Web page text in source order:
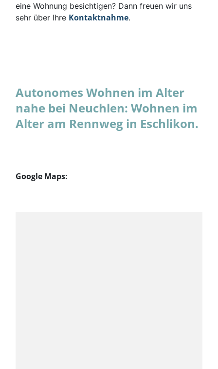
eine Wohnung besichtigen? Dann freuen wir uns
sehr über Ihre Kontaktnahme.
Autonomes Wohnen im Alter
nahe bei Neuchlen: Wohnen im
Alter am Rennweg in Eschlikon.
Google Maps: